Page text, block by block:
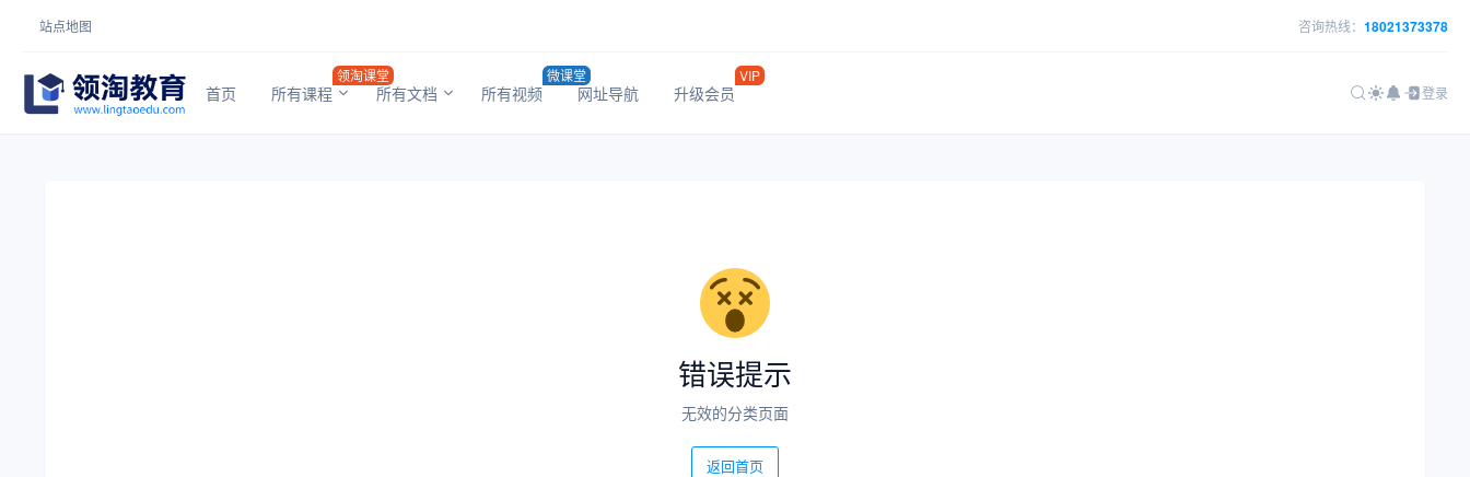
站点地图 咨询热线： 18021373378
首页 所有课程
领淘课堂
所有文档 所有视频
微课堂
网址导航 升级会员
VIP
登录
错误提示
无效的分类页面
返回首页